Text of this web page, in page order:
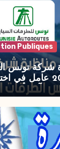
Publiques
شركة تونس
لانتداب 200
آخر أجل : 21 جويلية 2026